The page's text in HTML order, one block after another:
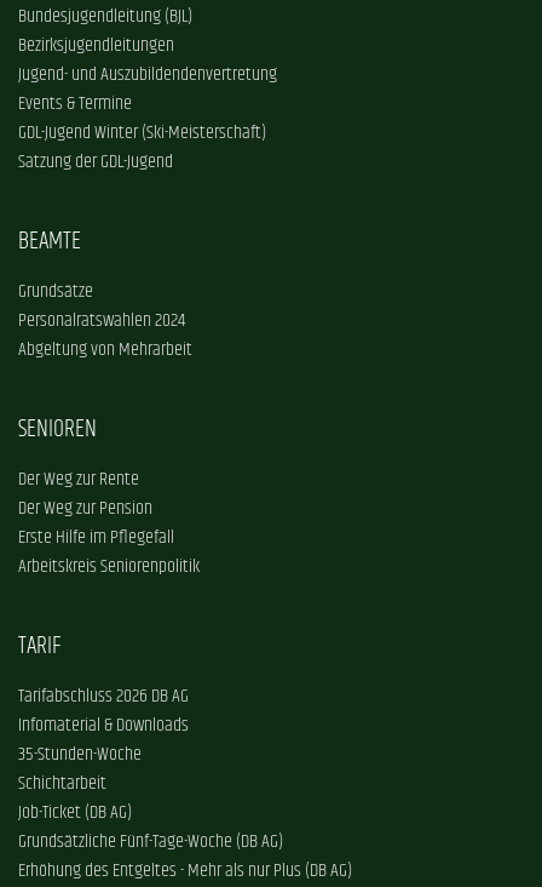
Bundesjugendleitung (BJL)
Bezirksjugendleitungen
Jugend- und Auszubildendenvertretung
Events & Termine
GDL-Jugend Winter (Ski-Meisterschaft)
Satzung der GDL-Jugend
BEAMTE
Grundsätze
Personalratswahlen 2024
Abgeltung von Mehrarbeit
SENIOREN
Der Weg zur Rente
Der Weg zur Pension
Erste Hilfe im Pflegefall
Arbeitskreis Seniorenpolitik
TARIF
Tarifabschluss 2026 DB AG
Infomaterial & Downloads
35-Stunden-Woche
Schichtarbeit
Job-Ticket (DB AG)
Grundsätzliche Fünf-Tage-Woche (DB AG)
Erhöhung des Entgeltes - Mehr als nur Plus (DB AG)